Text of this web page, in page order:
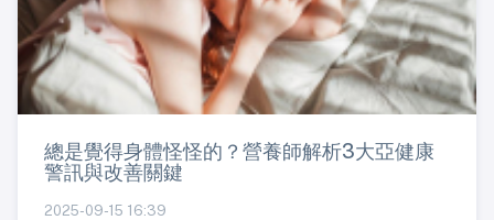
總是覺得身體怪怪的？營養師解析3大亞健康
警訊與改善關鍵
2025-09-15 16:39